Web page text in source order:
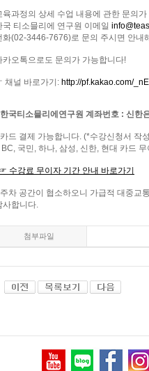
육과정의 상세 수업 내용에 관한 문의가
국 티소믈리에 연구원 이메일
화(02-3446-7676)로 문의 주시면 안내
카오톡으로도 문의가 가능합니다!
널 바로가기 : http://pf.kakao.com/
한국티소믈리에연구원 계좌번호 : 신한
카드 결제 가능합니다. (*수강신청서 작
국민 , 하나, 삼성, 신한, 현대 카드
수강료 무이자 기간 안내 바로가기
주차 공간이 협소하오니 가급적 대중교
사합니다.
첨부파일